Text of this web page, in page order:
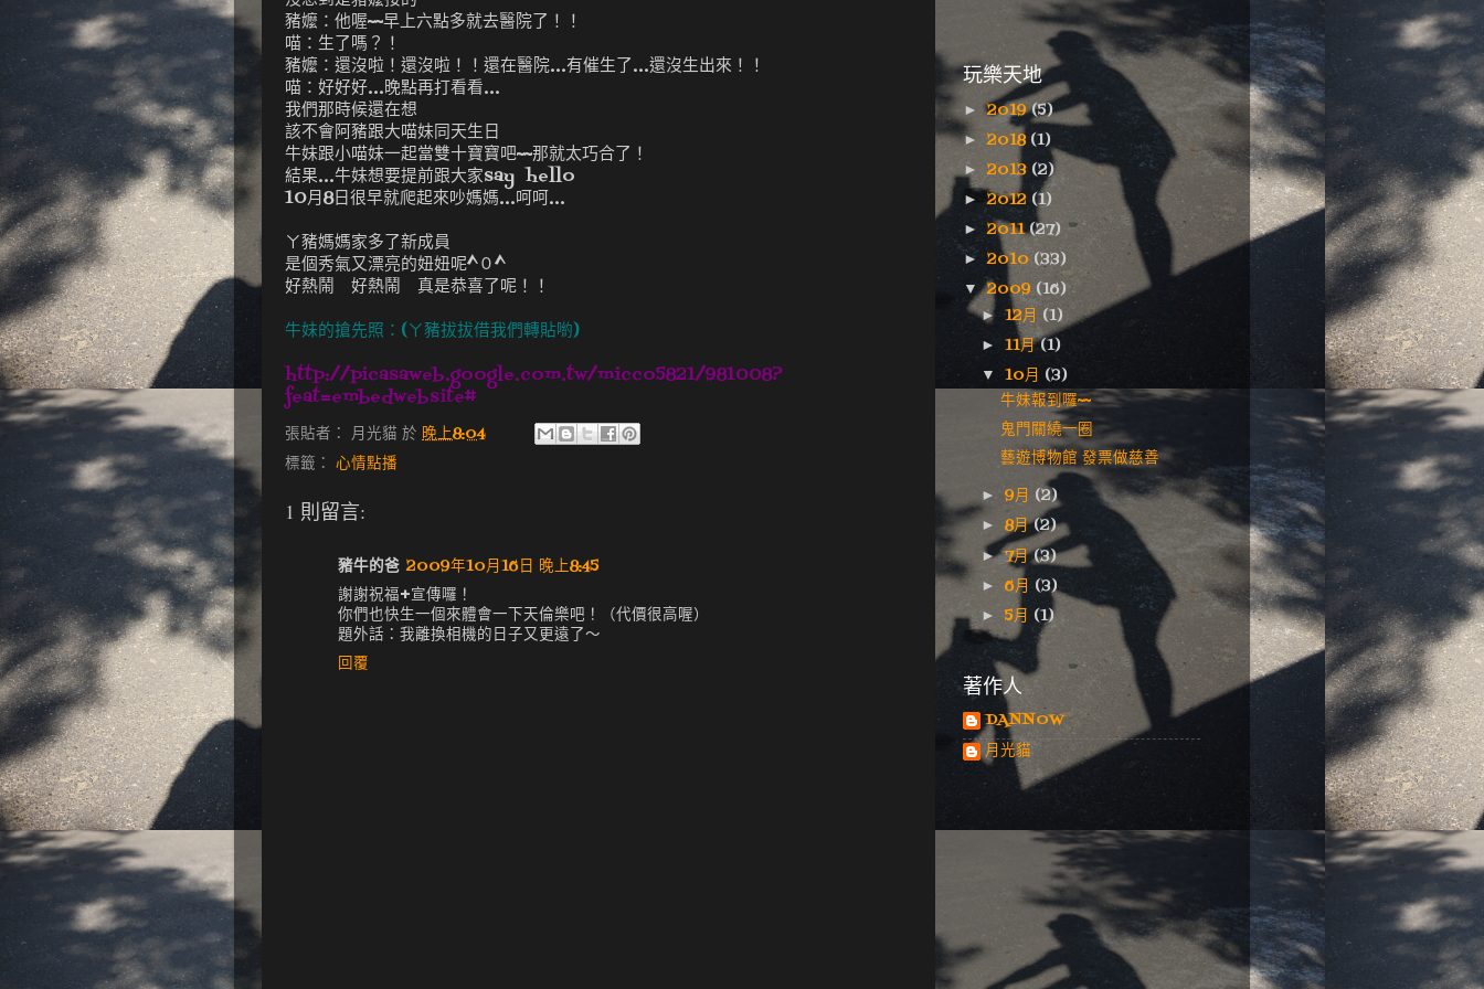
豬嬤：他喔~~早上六點多就去醫院了！！
喵：生了嗎？！
豬嬤：還沒啦！還沒啦！！還在醫院...有催生了...還沒生出來！！
喵：好好好...晚點再打看看...
我們那時候還在想
該不會阿豬跟大喵妹同天生日
牛妹跟小喵妹一起當雙十寶寶吧~~那就太巧合了！
結果...牛妹想要提前跟大家say hello
10月8日很早就爬起來吵媽媽...呵呵...
ㄚ豬媽媽家多了新成員
是個秀氣又漂亮的妞妞呢^０^
好熱鬧 好熱鬧 真是恭喜了呢！！
牛妹的搶先照：(ㄚ豬拔拔借我們轉貼喲)
http://picasaweb.google.com.tw/micco5821/981008?
feat=embedwebsite#
張貼者： 月光貓 於 晚上8:04
標籤： 心情點播
1 則留言:
豬牛的爸 2009年10月16日 晚上8:45
謝謝祝福+宣傳囉！
你們也快生一個來體會一下天倫樂吧！（代價很高喔）
題外話：我離換相機的日子又更遠了～
回覆
玩樂天地
►2019(5)
► 2018(1)
► 2013 (2)
►2012 (1)
►2011(27)
►2010 (33)
▼2009 (16)
►12月 (1)
►11月(1)
▼10月 (3)
牛妹報到囉~~
鬼門關繞一圈
藝遊博物館 發票做慈善
►9月 (2)
►8月(2)
►7月(3)
►6月 (3)
►5月 (1)
著作人
DANNOW
月光貓